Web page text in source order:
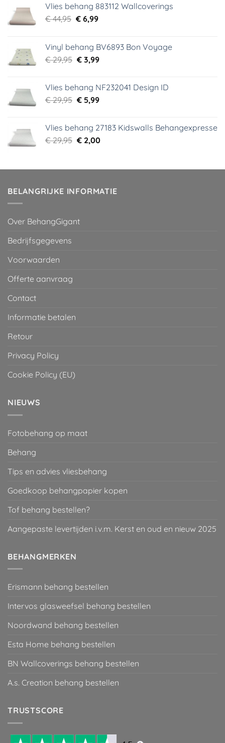
Vlies behang 883112 Wallcoverings
€44,95 Oorspronkelijke
€ 44,95.
€6,99Huidige
€ 6,99.
Vinyl behang BV6893 Bon Voyage
€29,95 Oorspronkelijke
€ 29,95.
€3,99Huidige
€ 3,99.
Vlies behang NF232041 Design ID
€29,95 Oorspronkelijke
€ 29,95.
€5,99Huidige
€ 5,99.
Vlies behang 27183 Kidswalls Behangexpresse
€29,95 Oorspronkelijke
€ 29,95.
€2,00Huidige
€ 2,00.
BELANGRIJKE INFORMATIE
Over BehangGigant
Bedrijfsgegevens
Voorwaarden
Offerte aanvraag
Contact
Informatie betalen
Retour
Privacy Policy
Cookie Policy (EU)
NIEUWS
Fotobehang op maat
Behang
Tips en advies vliesbehang
Goedkoop behangpapier kopen
Tof behang bestellen?
Aangepaste levertijden i.v.m. Kerst en oud en nieuw 2025
BEHANGMERKEN
Erismann behang bestellen
Intervos glasweefsel behang bestellen
Noordwand behang bestellen
Esta Home behang bestellen
BN Wallcoverings behang bestellen
A.s. Creation behang bestellen
TRUSTSCORE